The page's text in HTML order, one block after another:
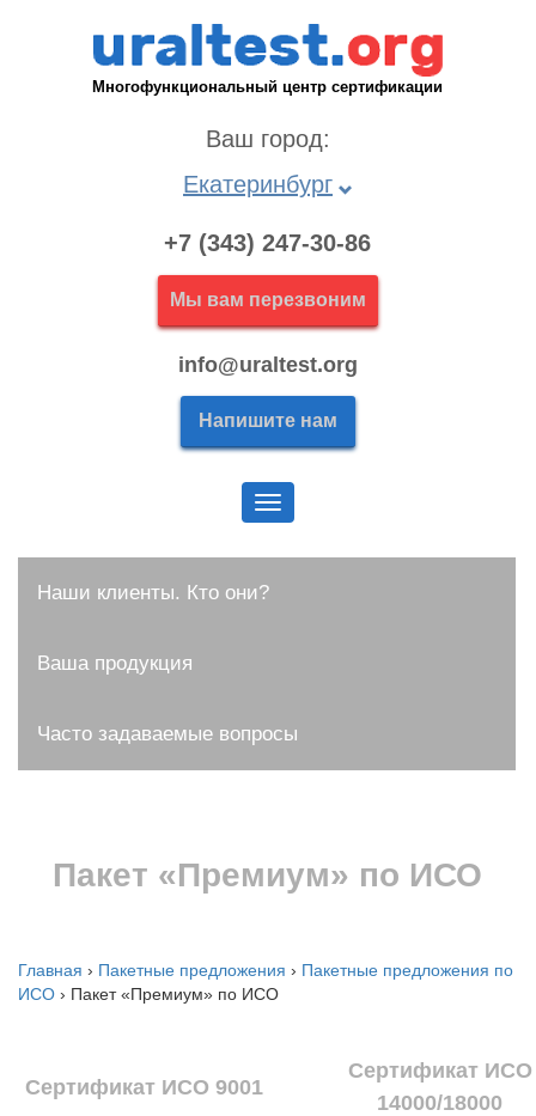
Многофункциональный центр сертификации
Ваш город:
Екатеринбург
+7 (343) 247-30-86
Мы вам перезвоним
info@uraltest.org
Напишите нам
Меню
Наши клиенты. Кто они?
Ваша продукция
Часто задаваемые вопросы
Пакет «Премиум» по ИСО
Главная › Пакетные предложения › Пакетные предложения по
ИСО › Пакет «Премиум» по ИСО
Сертификат ИСО 9001
Сертификат ИСО
14000/18000